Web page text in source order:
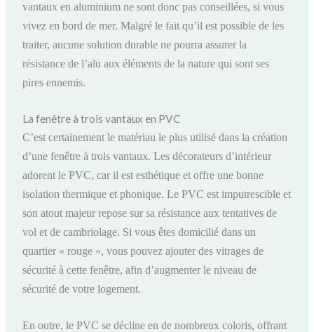
vantaux en aluminium ne sont donc pas conseillées, si vous
vivez en bord de mer. Malgré le fait qu’il est possible de les
traiter, aucune solution durable ne pourra assurer la
résistance de l’alu aux éléments de la nature qui sont ses
pires ennemis.
La fenêtre à trois vantaux en PVC
C’est certainement le matériau le plus utilisé dans la création
d’une fenêtre à trois vantaux. Les décorateurs d’intérieur
adorent le PVC, car il est esthétique et offre une bonne
isolation thermique et phonique. Le PVC est imputrescible et
son atout majeur repose sur sa résistance aux tentatives de
vol et de cambriolage. Si vous êtes domicilié dans un
quartier « rouge », vous pouvez ajouter des vitrages de
sécurité à cette fenêtre, afin d’augmenter le niveau de
sécurité de votre logement.
En outre, le PVC se décline en de nombreux coloris, offrant